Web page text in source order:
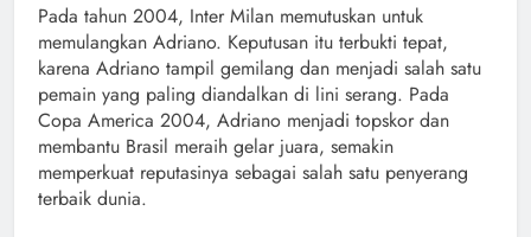
Pada tahun 2004, Inter Milan memutuskan untuk
memulangkan Adriano. Keputusan itu terbukti tepat,
karena Adriano tampil gemilang dan menjadi salah satu
pemain yang paling diandalkan di lini serang. Pada
Copa America 2004, Adriano menjadi topskor dan
membantu Brasil meraih gelar juara, semakin
memperkuat reputasinya sebagai salah satu penyerang
terbaik dunia.